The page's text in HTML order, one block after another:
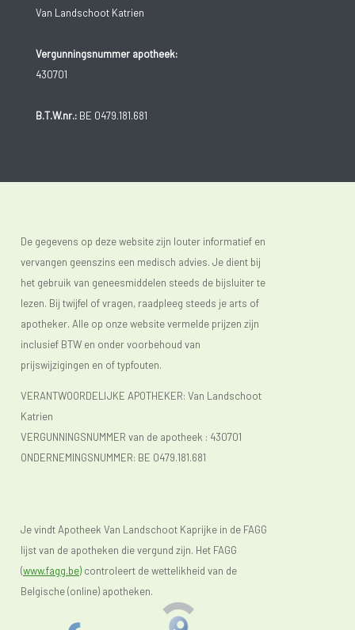
Van Landschoot Katrien
Vergunningsnummer apotheek:
430701
B.T.W.nr.:BE 0479.181.681
De gegevens op deze website zijn louter informatief en
vervangen geenszins een medisch advies. Je dient bij
het gebruik van geneesmiddelen steeds de bijsluiter te
lezen. Bij twijfel of vragen, raadpleeg steeds je arts of
apotheker. Alle op onze website vermelde prijzen zijn
inclusief BTW en onder voorbehoud van
prijswijzigingen en of typfouten.
VERANTWOORDELIJKE APOTHEKER: Van Landschoot
Katrien
VERGUNNINGSNUMMER van de apotheek : 430701
ONDERNEMINGSNUMMER: BE 0479.181.681
Je vindt Apotheek Van Landschoot Kaprijke in de FAGG
lijst van de apotheken die vergund zijn. Het FAGG
(www.fagg.be) controleert de wettelikheid van de
Belgische (online) apotheken.